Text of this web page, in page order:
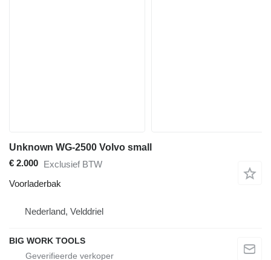
Unknown WG-2500 Volvo small
€ 2.000 Exclusief BTW
Voorladerbak
Nederland, Velddriel
BIG WORK TOOLS